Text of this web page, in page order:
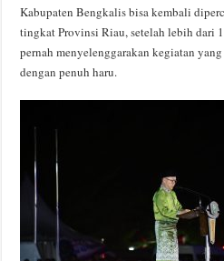
Kabupaten Bengkalis bisa kembali
tingkat Provinsi Riau, setelah lebih dari
pernah menyelenggarakan kegiatan
dengan penuh haru.